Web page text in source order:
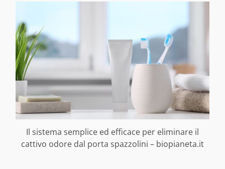
Il sistema semplice ed efficace per eliminare il
cattivo odore dal porta spazzolini – biopianeta.it